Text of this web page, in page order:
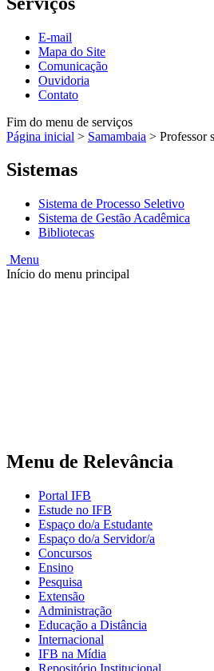
E-mail
Mapa do Site
Comunicação
Ouvidoria
Contato
Fim do menu de serviços
Página inicial > Samambaia > Professor
Sistemas
Sistema de Processo Seletivo
Sistema de Gestão Acadêmica
Bibliotecas
Menu
Início do menu principal
Menu de Relevância
Portal IFB
Estude no IFB
Espaço do/a Estudante
Espaço do/a Servidor/a
Concursos
Ensino
Pesquisa
Extensão
Administração
Educação a Distância
Internacional
IFB na Mídia
Repositório Institucional